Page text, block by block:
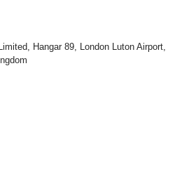
Hangar 89, London Luton Airport,